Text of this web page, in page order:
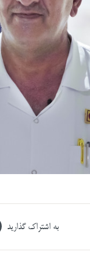
به اشتراک گذارید